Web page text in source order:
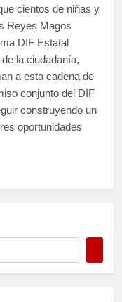
cientos de niñas y
Reyes Magos
DIF Estatal
la ciudadanía,
a esta cadena de
conjunto del DIF
construyendo un
oportunidades